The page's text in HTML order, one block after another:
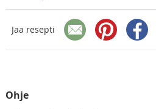
Jaa resepti
Ohje